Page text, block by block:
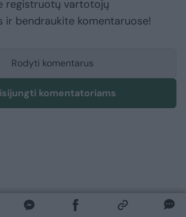
registruotų vartotojų
ir bendraukite komentaruose!
Rodyti komentarus
komentatoriams